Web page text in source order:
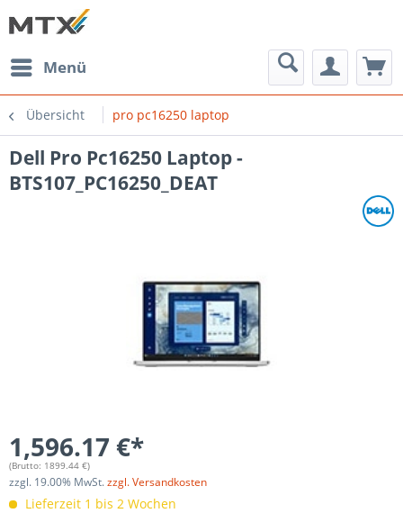
Menü
Übersicht pro pc16250 laptop
Dell Pro Pc16250 Laptop -
BTS107_PC16250_DEAT
1,596.17 €*
(Brutto: 1899.44 €)
zzgl. 19.00% MwSt.zzgl. Versandkosten
Lieferzeit 1 bis 2 Wochen